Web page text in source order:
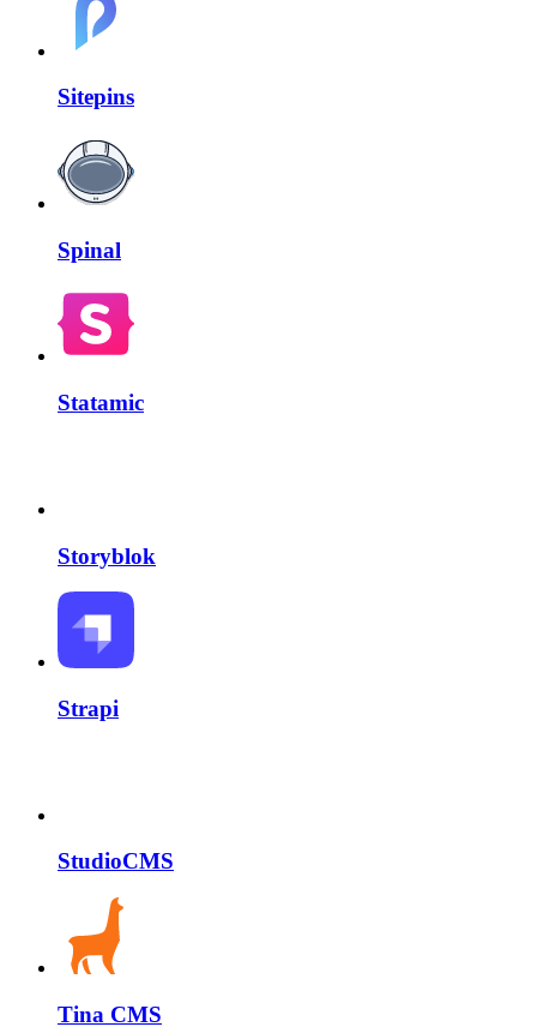
Sitepins
Spinal
Statamic
Storyblok
Strapi
StudioCMS
Tina CMS